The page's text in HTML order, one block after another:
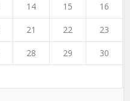
14 15 16
21 22 23
28 29 30